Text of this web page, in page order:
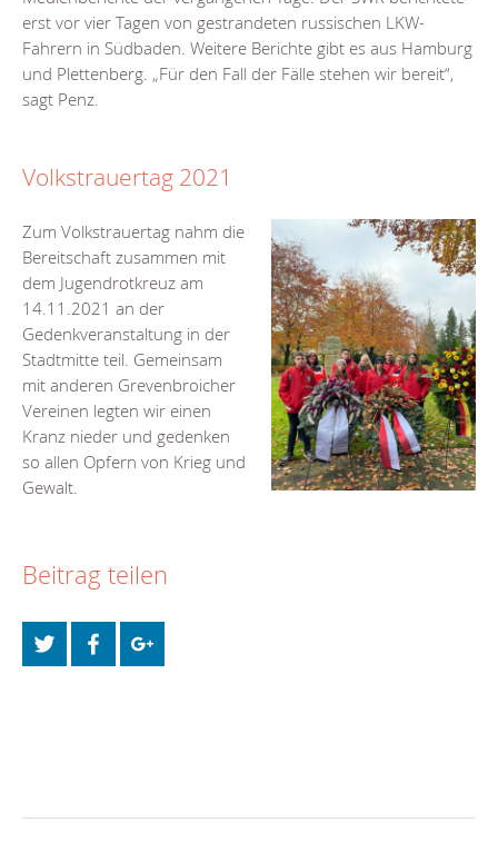
erst vor vier Tagen von gestrandeten russischen LKW-
Fahrern in Südbaden. Weitere Berichte gibt es aus Hamburg
und Plettenberg. „Für den Fall der Fälle stehen wir bereit“,
sagt Penz.
Volkstrauertag 2021
Zum Volkstrauertag nahm die
Bereitschaft zusammen mit
dem Jugendrotkreuz am
14.11.2021 an der
Gedenkveranstaltung in der
Stadtmitte teil. Gemeinsam
mit anderen Grevenbroicher
Vereinen legten wir einen
Kranz nieder und gedenken
so allen Opfern von Krieg und
Gewalt.
Beitrag teilen